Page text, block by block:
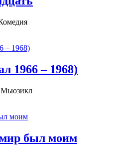
1966 – 1968)
был моим